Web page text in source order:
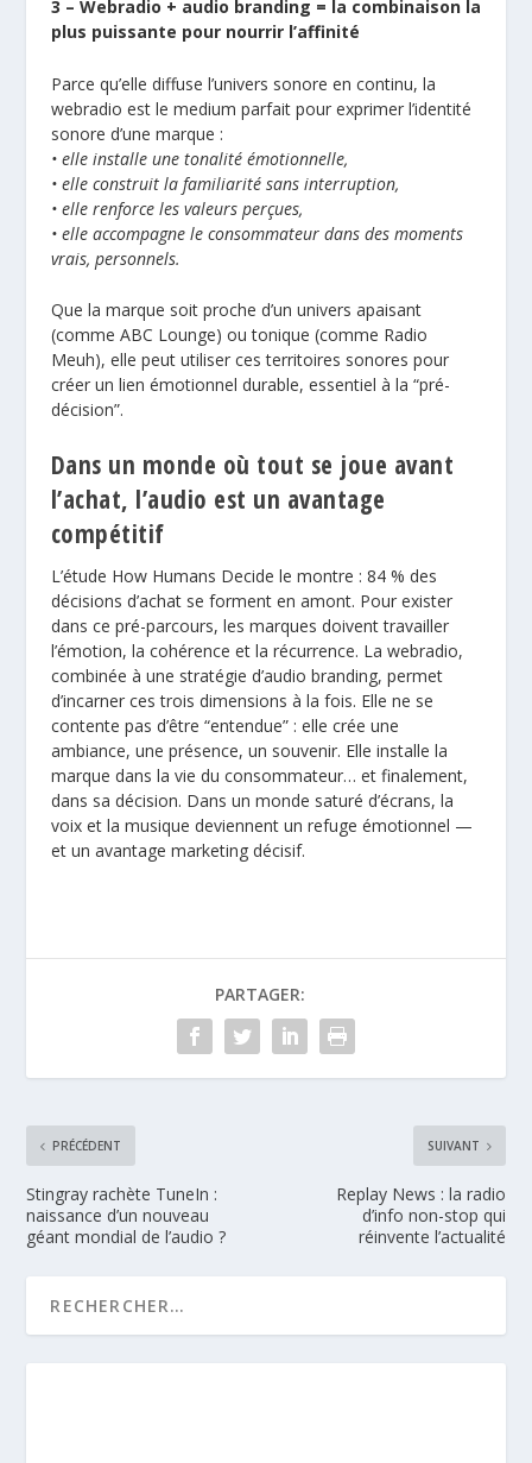
3 – Webradio + audio branding = la combinaison la
plus puissante pour nourrir l’affinité
Parce qu’elle diffuse l’univers sonore en continu, la
webradio est le medium parfait pour exprimer l’identité
sonore d’une marque :
• elle installe une tonalité émotionnelle,
• elle construit la familiarité sans interruption,
• elle renforce les valeurs perçues,
• elle accompagne le consommateur dans des moments
vrais, personnels.
Que la marque soit proche d’un univers apaisant
(comme ABC Lounge) ou tonique (comme Radio
Meuh), elle peut utiliser ces territoires sonores pour
créer un lien émotionnel durable, essentiel à la “pré-
décision”.
Dans un monde où tout se joue avant
l’achat, l’audio est un avantage
compétitif
L’étude How Humans Decide le montre : 84 % des
décisions d’achat se forment en amont. Pour exister
dans ce pré-parcours, les marques doivent travailler
l’émotion, la cohérence et la récurrence. La webradio,
combinée à une stratégie d’audio branding, permet
d’incarner ces trois dimensions à la fois. Elle ne se
contente pas d’être “entendue” : elle crée une
ambiance, une présence, un souvenir. Elle installe la
marque dans la vie du consommateur… et finalement,
dans sa décision. Dans un monde saturé d’écrans, la
voix et la musique deviennent un refuge émotionnel —
et un avantage marketing décisif.
PARTAGER:
PRÉCÉDENT
Stingray rachète TuneIn :
naissance d’un nouveau
géant mondial de l’audio ?
SUIVANT
Replay News : la radio
d’info non-stop qui
réinvente l’actualité